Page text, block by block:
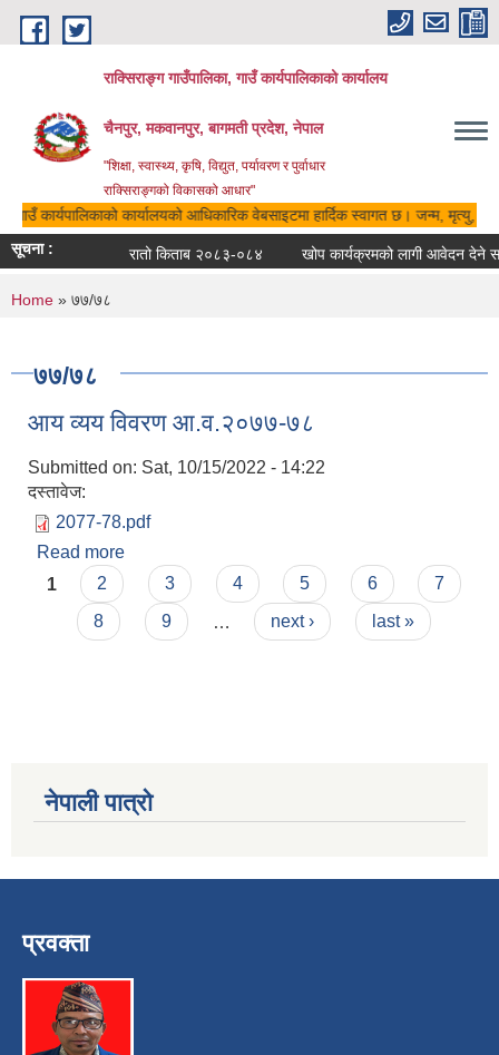
Skip to main content
राक्सिराङ्ग गाउँपालिका, गाउँ कार्यपालिकाको कार्यालय
चैनपुर, मकवानपुर, बागमती प्रदेश, नेपाल
"शिक्षा, स्वास्थ्य, कृषि, विद्युत, पर्यावरण र पुर्वाधार
राक्सिराङ्गको विकासको आधार"
गाउँ कार्यपालिकाको कार्यालयको आधिकारिक वेबसाइटमा हार्दिक स्वागत छ। जन्म, मृत्यु,
सूचना :
रातो किताब २०८३-०८४ खोप कार्यक्रमको लागी आवेदन देने
You are here
Home » ७७/७८
७७/७८
आय व्यय विवरण आ.व.२०७७-७८
Submitted on: Sat, 10/15/2022 - 14:22
दस्तावेज:
2077-78.pdf
Read more
Pages
1 2 3 4 5 6
7
8
9 next › last »
नेपाली पात्रो
प्रवक्ता